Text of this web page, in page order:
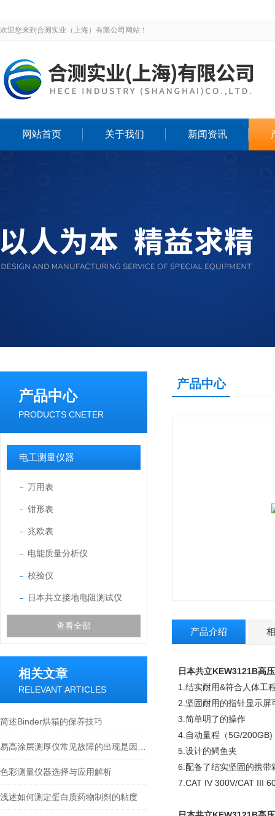
欢迎您来到合测实业（上海）有限公司网站！
网站首页 关于我们 新闻资讯
产品中心
PRODUCTS CNETER
电工测量仪器
万用表
钳形表
兆欧表
电能质量分析仪
校验仪
日本共立接地电阻测试仪
查看全部
相关文章
RELEVANT ARTICLES
简述Binder烘箱的保养技巧
色彩测量仪器选择与应用解析
浅述如何测定蛋白质药物制剂的粘度
产品中心
产品介绍
日本共立KEW3121B高
1.结实耐用&符合人体工
2.坚固耐用的指针显示
3.简单明了的操作
4.自动量程（5G/200GB)
5.设计的鳄鱼夹
6.配备了结实坚固的携带
7.CAT IV 300V/CAT III